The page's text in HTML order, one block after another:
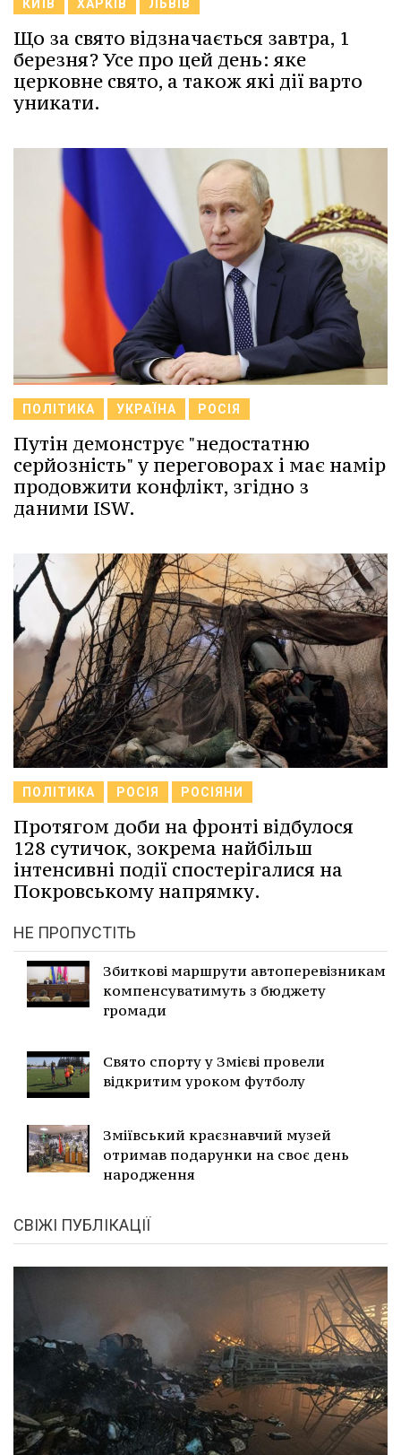
КИЇВ ХАРКІВ ЛЬВІВ
Що за свято відзначається завтра, 1
березня? Усе про цей день: яке
церковне свято, а також які дії варто
уникати.
ПОЛІТИКА УКРАЇНА РОСІЯ
Путін демонструє "недостатню
серйозність" у переговорах і має намір
продовжити конфлікт, згідно з
даними ISW.
ПОЛІТИКА РОСІЯ РОСІЯНИ
Протягом доби на фронті відбулося
128 сутичок, зокрема найбільш
інтенсивні події спостерігалися на
Покровському напрямку.
НЕ ПРОПУСТІТЬ
Збиткові маршрути автоперевізникам
компенсуватимуть з бюджету
громади
Свято спорту у Змієві провели
відкритим уроком футболу
Зміївський краєзнавчий музей
отримав подарунки на своє день
народження
СВІЖІ ПУБЛІКАЦІЇ